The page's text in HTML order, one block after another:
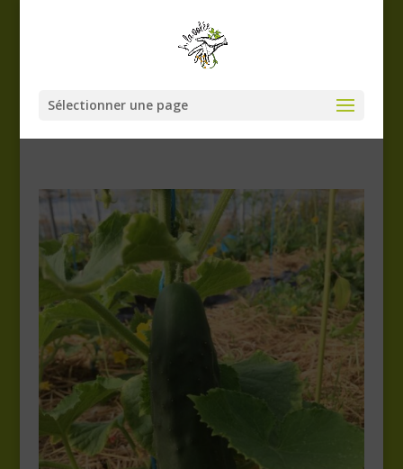
Sélectionner une page